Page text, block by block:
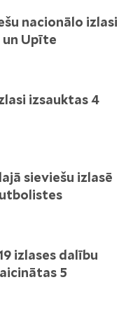
nacionālo izlasi
un Upīte
izsauktas 4
sieviešu izlasē
izlases dalību
5